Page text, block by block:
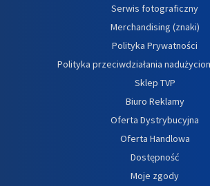
Serwis fotograficzny
Merchandising (znaki)
Polityka Prywatności
Polityka przeciwdziałania
Sklep TVP
Biuro Reklamy
Oferta Dystrybucyjna
Oferta Handlowa
Dostępność
Moje zgody